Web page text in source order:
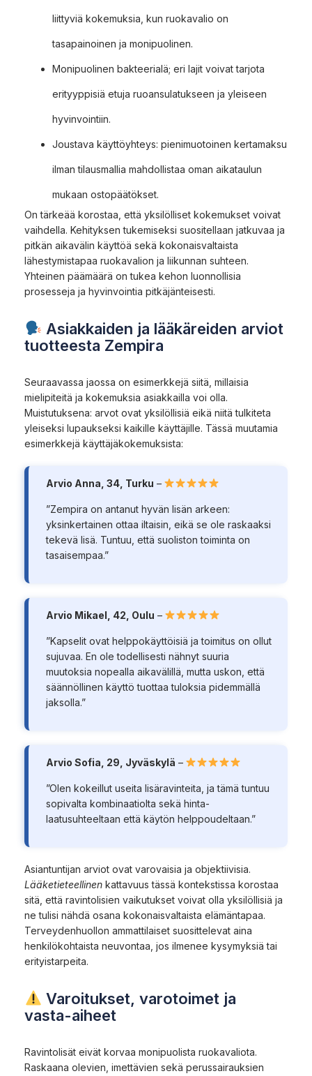
liittyviä kokemuksia, kun ruokavalio on
tasapainoinen ja monipuolinen.
Monipuolinen bakteerialä; eri lajit voivat tarjota
erityyppisiä etuja ruoansulatukseen ja yleiseen
hyvinvointiin.
Joustava käyttöyhteys: pienimuotoinen kertamaksu
ilman tilausmallia mahdollistaa oman aikataulun
mukaan ostopäätökset.
On tärkeää korostaa, että yksilölliset kokemukset voivat
vaihdella. Kehityksen tukemiseksi suositellaan jatkuvaa ja
pitkän aikavälin käyttöä sekä kokonaisvaltaista
lähestymistapaa ruokavalion ja liikunnan suhteen.
Yhteinen päämäärä on tukea kehon luonnollisia
prosesseja ja hyvinvointia pitkäjänteisesti.
Asiakkaiden ja lääkäreiden arviot
tuotteesta Zempira
Seuraavassa jaossa on esimerkkejä siitä, millaisia
mielipiteitä ja kokemuksia asiakkailla voi olla.
Muistutuksena: arvot ovat yksilöllisiä eikä niitä tulkiteta
yleiseksi lupaukseksi kaikille käyttäjille. Tässä muutamia
esimerkkejä käyttäjäkokemuksista:
Arvio Anna, 34, Turku –
”Zempira on antanut hyvän lisän arkeen:
yksinkertainen ottaa iltaisin, eikä se ole raskaaksi
tekevä lisä. Tuntuu, että suoliston toiminta on
tasaisempaa.”
Arvio Mikael, 42, Oulu –
”Kapselit ovat helppokäyttöisiä ja toimitus on ollut
sujuvaa. En ole todellisesti nähnyt suuria
muutoksia nopealla aikavälillä, mutta uskon, että
säännöllinen käyttö tuottaa tuloksia pidemmällä
jaksolla.”
Arvio Sofia, 29, Jyväskylä –
”Olen kokeillut useita lisäravinteita, ja tämä tuntuu
sopivalta kombinaatiolta sekä hinta-
laatusuhteeltaan että käytön helppoudeltaan.”
Asiantuntijan arviot ovat varovaisia ja objektiivisia.
Lääketieteellinen kattavuus tässä kontekstissa korostaa
sitä, että ravintolisien vaikutukset voivat olla yksilöllisiä ja
ne tulisi nähdä osana kokonaisvaltaista elämäntapaa.
Terveydenhuollon ammattilaiset suosittelevat aina
henkilökohtaista neuvontaa, jos ilmenee kysymyksiä tai
erityistarpeita.
Varoitukset, varotoimet ja
vasta-aiheet
Ravintolisät eivät korvaa monipuolista ruokavaliota.
Raskaana olevien, imettävien sekä perussairauksien